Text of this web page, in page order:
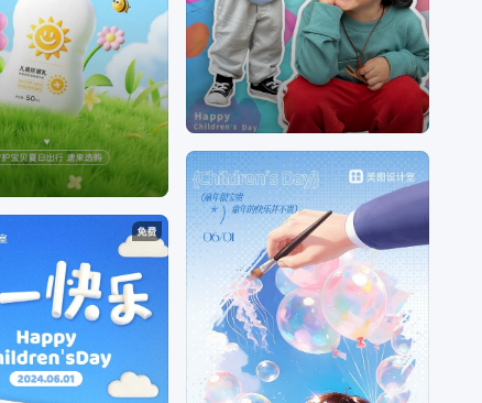
电商营销方式、营销带货文案、营销带货
的方式、 带货营销模式、 带货营销的思路、带货营
销方案、带货销售是什么意思、带货销售技巧、带
货销售的设计思路、
网络营销带货、抖音营销带货
等问题。
海报设计是一个聚焦商用设计的多场景自助服务设
计器，打破了传统设计软件的技术限制，将内容创
意与设计工具完美的融合一体，为不同场景下的设
计需求提供优质的内容+、工具+、设计+的视觉营
销方案。根据不同场景不同尺寸需求，让用户利用
简单易懂的使用方式，通过修改文字、添加图片等
操作，快捷方便地生成行政办公海报、营销海报、
广告图片、晒单图片等设计物料，拥有商用无忧的
版权字体&素材，让修图设计变得简单。美图秀秀是
一款聚集多种产品为一身的网站；图片编辑，可通
过调整预设尺寸、滤镜光效、文字贴纸等素材，轻
松打造质感图片；工具百宝箱，内含抠图、拼图、